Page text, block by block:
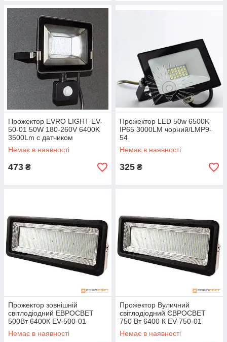
Прожектор EVRO LIGHT EV-
50-01 50W 180-260V 6400K
3500Lm c датчиком
Немає в наявності
473 ₴
Прожектор LED 50w 6500K
IP65 3000LM чорний/LMP9-
54
Немає в наявності
325 ₴
Прожектор зовнішній
світлодіодний ЕВРОСВЕТ
500Вт 6400К EV-500-01
45000Лм
Немає в наявності
Прожектор Вуличний
світлодіодний ЄВРОСВЕТ
750 Вт 6400 К EV-750-01
67500 Лм
Немає в наявності